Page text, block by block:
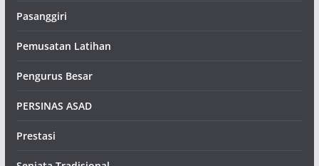
Pasanggiri
Pemusatan Latihan
Pengurus Besar
PERSINAS ASAD
Prestasi